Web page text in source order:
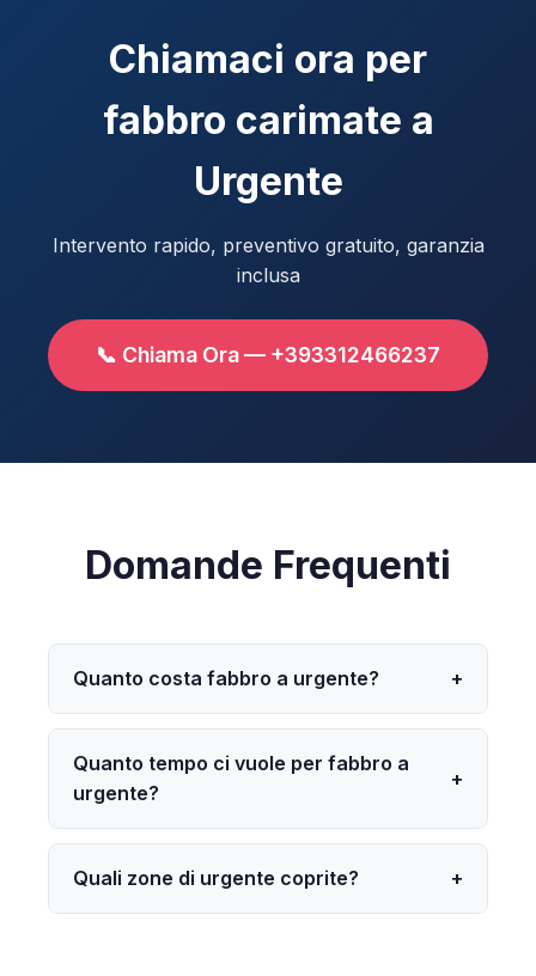
Chiamaci ora per
fabbro carimate a
Urgente
Intervento rapido, preventivo gratuito, garanzia
inclusa
📞 Chiama Ora — +393312466237
Domande Frequenti
Quanto costa fabbro a urgente? +
Quanto tempo ci vuole per fabbro a
urgente?
+
Quali zone di urgente coprite? +